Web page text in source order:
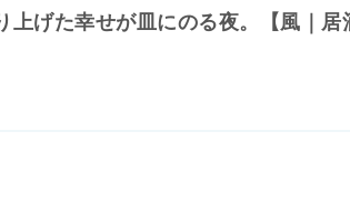
上げた幸せが皿にのる夜。【風｜居